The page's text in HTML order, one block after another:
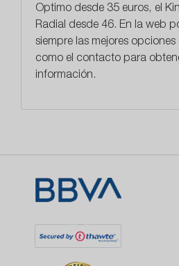
Optimo desde 35 euros, el
Radial desde 46. En la web
siempre las mejores
como el contacto para
información.